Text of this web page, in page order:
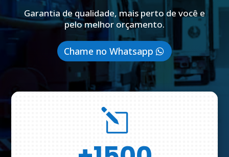
Garantia de qualidade, mais perto de você e
pelo melhor orçamento.
Chame no Whatsapp
l